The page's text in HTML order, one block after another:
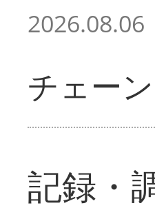
2026.08.06
チェー
記録・